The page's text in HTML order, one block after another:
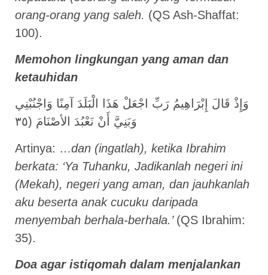
orang-orang yang saleh. (QS Ash-Shaffat:
100).
Memohon lingkungan yang aman dan
ketauhidan
وَإِذْ قَالَ إِبْرَاهِيمُ رَبِّ اجْعَلْ هَذَا الْبَلَدَ آمِنًا وَاجْنُبْنِي
وَبَنِيَّ أَنْ نَعْبُدَ الأصْنَامَ (٣٥
Artinya: …dan (ingatlah), ketika Ibrahim
berkata: ‘Ya Tuhanku, Jadikanlah negeri ini
(Mekah), negeri yang aman, dan jauhkanlah
aku beserta anak cucuku daripada
menyembah berhala-berhala.’ (QS Ibrahim:
35).
Doa agar istiqomah dalam menjalankan